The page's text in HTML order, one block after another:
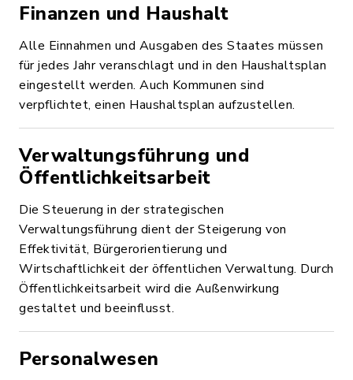
Finanzen und Haushalt
Alle Einnahmen und Ausgaben des Staates müssen
für jedes Jahr veranschlagt und in den Haushaltsplan
eingestellt werden. Auch Kommunen sind
verpflichtet, einen Haushaltsplan aufzustellen.
Verwaltungsführung und
Öffentlichkeitsarbeit
Die Steuerung in der strategischen
Verwaltungsführung dient der Steigerung von
Effektivität, Bürgerorientierung und
Wirtschaftlichkeit der öffentlichen Verwaltung. Durch
Öffentlichkeitsarbeit wird die Außenwirkung
gestaltet und beeinflusst.
Personalwesen